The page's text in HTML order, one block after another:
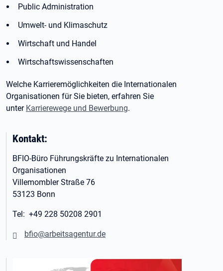
Public Administration
Umwelt- und Klimaschutz
Wirtschaft und Handel
Wirtschaftswissenschaften
Welche Karrieremöglichkeiten die Internationalen
Organisationen für Sie bieten, erfahren Sie
unter Karrierewege und Bewerbung.
Kontakt:
BFIO-Büro Führungskräfte zu Internationalen
Organisationen
Villemombler Straße 76
53123 Bonn
Tel: +49 228 50208 2901
bfio@arbeitsagentur.de